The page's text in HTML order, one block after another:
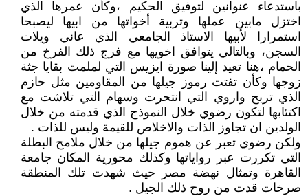
باستدعاء عنوانين لتوفيق الحكيم ،وكأن عمرها الذي
اختزل مابين عملها وتربية أخواتها من ابيها ليصبحا
استمرارا لأبيها الاستاذ الجامعي الذي عاني ويلات
السجن، وبالتالي يتوافق اخويها مع فرج ذلك الفرخ من
الحمام ،هنا تعيد إلينا صورة ايزيس التي لملمت بقايا جثة
زوجها وكأن تفتت رموز جيلها من المقاومين مثل حازم
الذي تربح واروي التي انتحرت وسهام التي تلاشت مع
اكتئابها لتكون رضوي خلال النموذج الذي قدمته من خلال
الولدين ان تجاوز الذات والاخلاص للقيمة وليس للذات .
ولكن رضوي تعبر عن هموم جيلها من خلال ملامح البطلة
التي تكررت عبر رواياتها وكذلك محورية المكان جامعة
القاهرة وتمثال نهضة مصر حيث شهدت تلك المنطقة
صرخات قدت من روح ذلك الجيل .